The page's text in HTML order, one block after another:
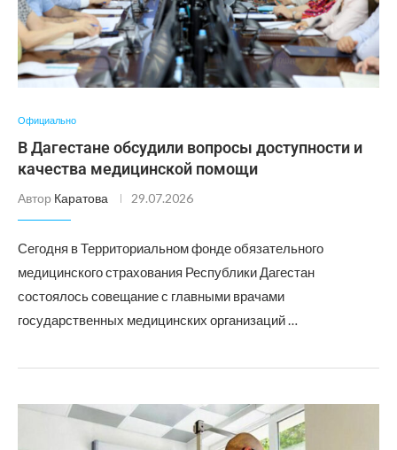
Официально
В Дагестане обсудили вопросы доступности и
качества медицинской помощи
Автор Каратова 29.07.2026
Сегодня в Территориальном фонде обязательного
медицинского страхования Республики Дагестан
состоялось совещание с главными врачами
государственных медицинских организаций …